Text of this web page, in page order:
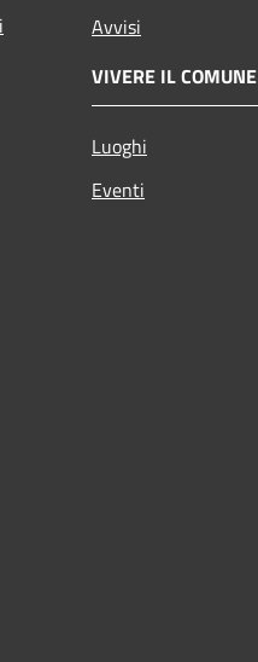
Avvisi
VIVERE IL COMUNE
Luoghi
Eventi